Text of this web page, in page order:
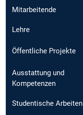
Mitarbeitende
Lehre
Öffentliche Projekte
Ausstattung und
Kompetenzen
Studentische Arbeiten